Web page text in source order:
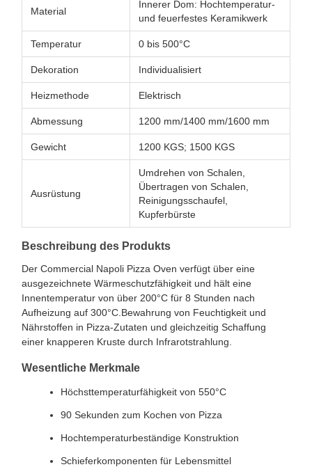
Material
Innerer Dom: Hochtemperatur-
und feuerfestes Keramikwerk
Temperatur 0 bis 500°C
Dekoration Individualisiert
Heizmethode Elektrisch
Abmessung 1200 mm/1400 mm/1600 mm
Gewicht 1200 KGS; 1500 KGS
Ausrüstung
Umdrehen von Schalen,
Übertragen von Schalen,
Reinigungsschaufel,
Kupferbürste
Beschreibung des Produkts
Der Commercial Napoli Pizza Oven verfügt über eine
ausgezeichnete Wärmeschutzfähigkeit und hält eine
Innentemperatur von über 200°C für 8 Stunden nach
Aufheizung auf 300°C.Bewahrung von Feuchtigkeit und
Nährstoffen in Pizza-Zutaten und gleichzeitig Schaffung
einer knapperen Kruste durch Infrarotstrahlung.
Wesentliche Merkmale
Höchsttemperaturfähigkeit von 550°C
90 Sekunden zum Kochen von Pizza
Hochtemperaturbeständige Konstruktion
Schieferkomponenten für Lebensmittel